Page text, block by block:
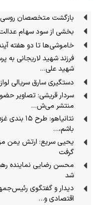
بازگشت متخصصان روسی
بخشی از سود سهام عدالت ۱۴۰۴ تا هفته دولت واریز
خاموشی‌ها تا دو هفته
فرزند شهید لاریجانی
شهید علی…
دستگیری سارق سریالی
سردار قریشی: تصاویر
منتشر می‌ش…
نتانیاهو:
باشم،…
یحیی سریع: ارتش یمن
گرفت
محسن رضایی نماینده
شد
دیدار و گفتگوی
اقتصادی و…